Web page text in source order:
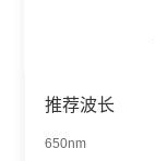
推荐波长
650nm